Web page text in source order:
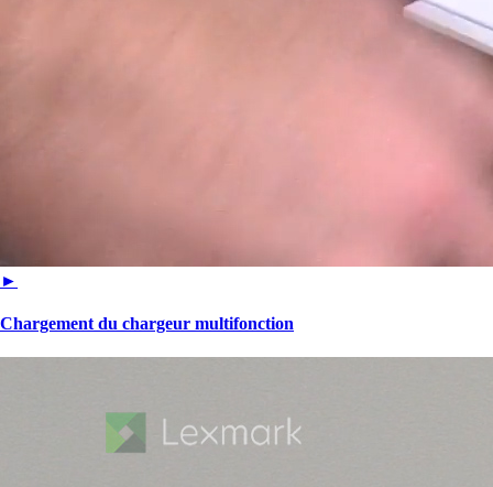
►
Chargement du chargeur multifonction